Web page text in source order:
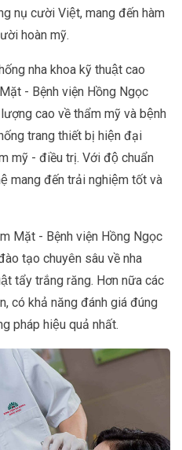
nụ cười Việt, mang đến hàm
hoàn mỹ.
nha khoa kỹ thuật cao
- Bệnh viện Hồng Ngọc
cao về thẩm mỹ và bệnh
trang thiết bị hiện đại
mỹ - điều trị. Với độ chuẩn
mang đến trải nghiệm tốt và
Mặt - Bệnh viện Hồng Ngọc
tạo chuyên sâu về nha
tẩy trắng răng. Hơn nữa các
có khả năng đánh giá đúng
pháp hiệu quả nhất.